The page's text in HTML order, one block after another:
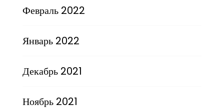
Февраль 2022
Январь 2022
Декабрь 2021
Ноябрь 2021